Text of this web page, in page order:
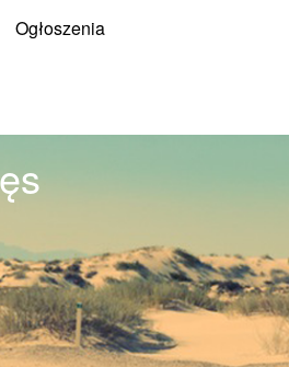
Ogłoszenia